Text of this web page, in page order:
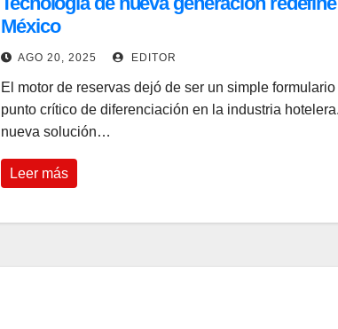
México
AGO 20, 2025 EDITOR
El motor de reservas dejó de ser un simple
punto crítico de diferenciación en la industria
nueva solución…
Leer más